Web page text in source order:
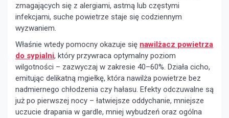
zmagających się z alergiami, astmą lub częstymi
infekcjami, suche powietrze staje się codziennym
wyzwaniem.
Właśnie wtedy pomocny okazuje się nawilżacz powietrza
do sypialni, który przywraca optymalny poziom
wilgotności – zazwyczaj w zakresie 40–60%. Działa cicho,
emitując delikatną mgiełkę, która nawilża powietrze bez
nadmiernego chłodzenia czy hałasu. Efekty odczuwalne są
już po pierwszej nocy – łatwiejsze oddychanie, mniejsze
uczucie drapania w gardle, mniej wybudzeń oraz ogólna